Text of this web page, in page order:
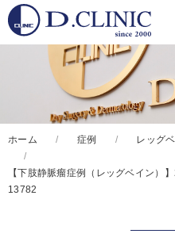
ホーム 症例 レッグ
【下肢静脈瘤症例（レッグベイン
13782